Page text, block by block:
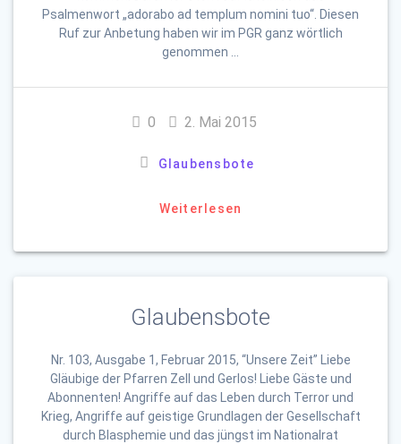
Psalmenwort „adorabo ad templum nomini tuo“. Diesen
Ruf zur Anbetung haben wir im PGR ganz wörtlich
genommen …
0 2. Mai 2015
Glaubensbote
Weiterlesen
Glaubensbote
Nr. 103, Ausgabe 1, Februar 2015, “Unsere Zeit” Liebe
Gläubige der Pfarren Zell und Gerlos! Liebe Gäste und
Abonnenten! Angriffe auf das Leben durch Terror und
Krieg, Angriffe auf geistige Grundlagen der Gesellschaft
durch Blasphemie und das jüngst im Nationalrat